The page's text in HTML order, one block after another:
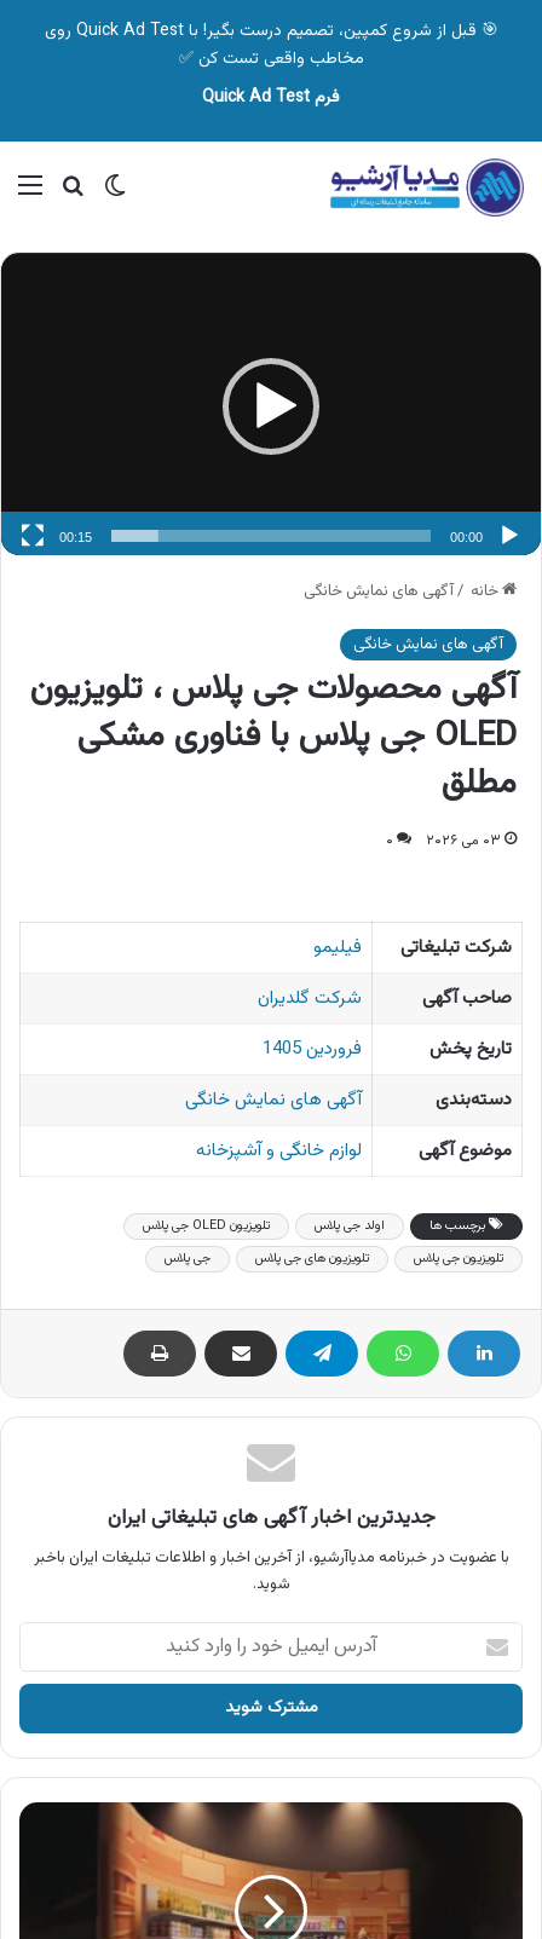
🎯 قبل از شروع کمپین، تصمیم درست بگیر! با Quick Ad Test روی
مخاطب واقعی تست کن ✅
فرم Quick Ad Test
تغییر پوسته
نمایشگر
ویدیو
00:00
00:15
خانه /آگهی های نمایش خانگی
آگهی های نمایش خانگی
آگهی محصولات جی پلاس ، تلویزیون
OLED جی پلاس با فناوری مشکی
مطلق
۰۳ می ۲۰۲۶ ۰
شرکت تبلیغاتی
فیلیمو
صاحب آگهی
شرکت گلدیران
تاریخ پخش
فروردین 1405
دسته‌بندی
آگهی های نمایش خانگی
موضوع آگهی
لوازم خانگی و آشپزخانه
برچسب ها اولد جی پلاس
تلویزیون OLED جی پلاس
تلویزیون جی پلاس
تلویزیون های جی پلاس جی پلاس
جدیدترین اخبار آگهی های تبلیغاتی ایران
با عضویت در خبرنامه مدیاآرشیو، از آخرین اخبار و اطلاعات تبلیغات ایران باخبر
شوید.
آدرس
ایمیل
خود
وارد
کنید
آگهی